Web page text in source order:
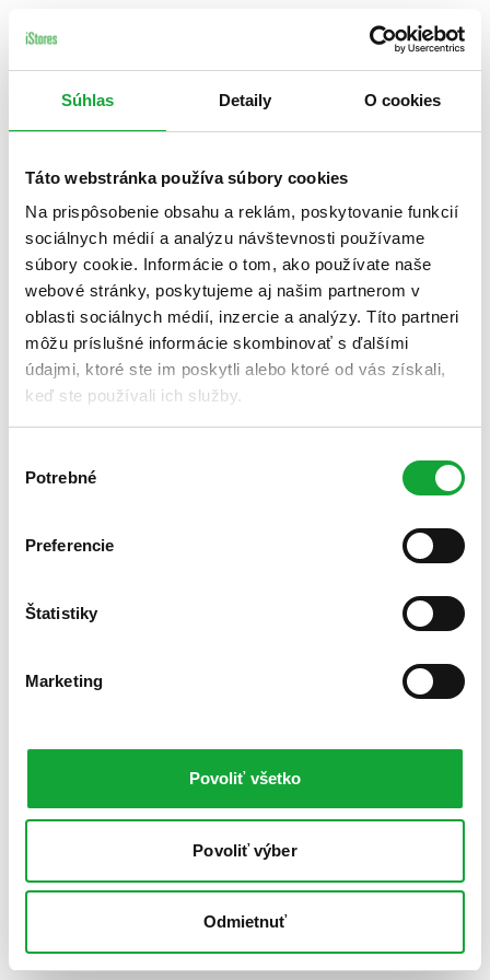
Súhlas Detaily O cookies
Táto webstránka používa súbory cookies
Na prispôsobenie obsahu a reklám, poskytovanie funkcií
sociálnych médií a analýzu návštevnosti používame
súbory cookie. Informácie o tom, ako používate naše
webové stránky, poskytujeme aj našim partnerom v
oblasti sociálnych médií, inzercie a analýzy. Títo partneri
môžu príslušné informácie skombinovať s ďalšími
údajmi, ktoré ste im poskytli alebo ktoré od vás získali,
keď ste používali ich služby.
súhlasu
Potrebné
Preferencie
Štatistiky
Marketing
Povoliť všetko
Povoliť výber
Odmietnuť